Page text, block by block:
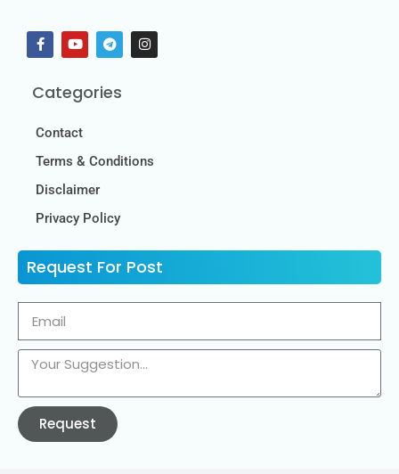
Categories
Contact
Terms & Conditions
Disclaimer
Privacy Policy
Request For Post
Request